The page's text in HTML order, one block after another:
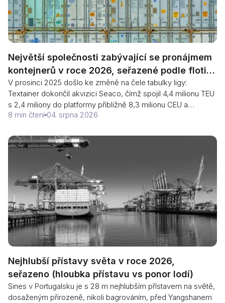
Největší společnosti zabývající se pronájmem
kontejnerů v roce 2026, seřazené podle flotily
TEU
V prosinci 2025 došlo ke změně na čele tabulky ligy:
Textainer dokončil akvizici Seaco, čímž spojil 4,4 milionu TEU
s 2,4 miliony do platformy přibližně 8,3 milionu CEU a
předstihl tak Triton s jeho 7 miliony TEU. Poskytovatelé
Zde je hodnocení, proč CEU a TEU nejsou stejným měřítkem
a kdy by měl přepravce přestat používat kontejner dopravce.
8 min čtení 04. srpna 2026
Nejhlubší přístavy světa v roce 2026,
seřazeno (hloubka přístavu vs ponor lodí)
Sines v Portugalsku je s 28 m nejhlubším přístavem na světě,
dosaženým přirozeně, nikoli bagrováním, před Yangshanem